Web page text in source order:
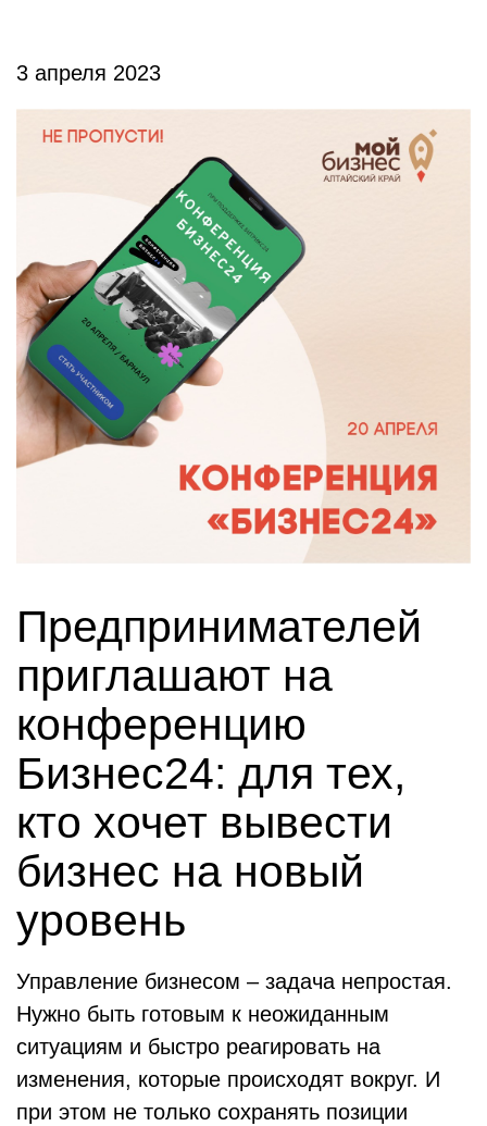
3 апреля 2023
Предпринимателей
приглашают на
конференцию
Бизнес24: для тех,
кто хочет вывести
бизнес на новый
уровень
Управление бизнесом – задача непростая.
Нужно быть готовым к неожиданным
ситуациям и быстро реагировать на
изменения, которые происходят вокруг. И
при этом не только сохранять позиции